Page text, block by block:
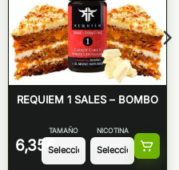
REQUIEM 1 SALES – BOMBO
6,35 €
TAMAÑO NICOTINA